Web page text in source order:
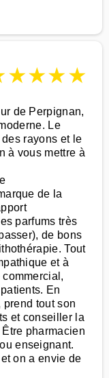
★★★★
de Perpignan,
Le
rayons et le
à vous mettre à
de la
parfums très
de bons
Tout
et à
commercial,
En
tout son
et conseiller la
pharmacien
enseignant.
on a envie de